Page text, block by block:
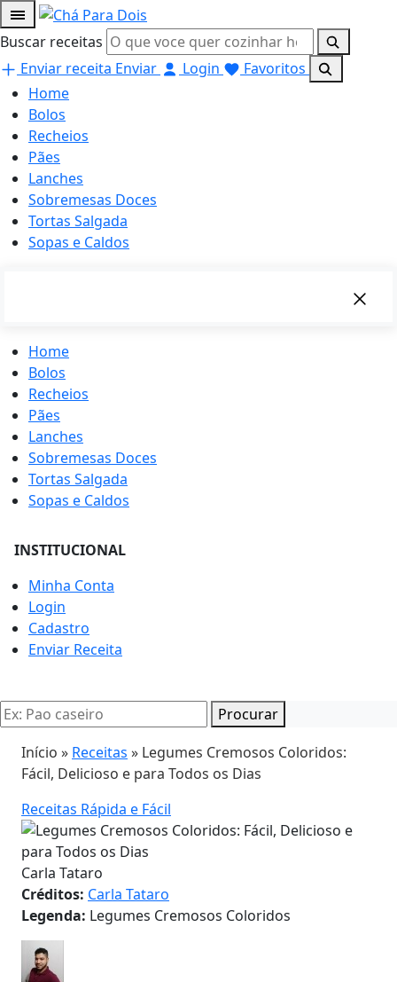
Buscar receitas
Enviar receita Enviar Login
Favoritos
Home
Bolos
Recheios
Pães
Lanches
Sobremesas Doces
Tortas Salgada
Sopas e Caldos
Home
Bolos
Recheios
Pães
Lanches
Sobremesas Doces
Tortas Salgada
Sopas e Caldos
INSTITUCIONAL
Minha Conta
Login
Cadastro
Enviar Receita
Procurar
Início » Receitas » Legumes Cremosos Coloridos:
Fácil, Delicioso e para Todos os Dias
Receitas Rápida e Fácil
Carla Tataro
Créditos: Carla Tataro
Legenda: Legumes Cremosos Coloridos